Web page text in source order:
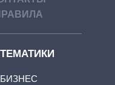
ТЕМАТИКИ
БИЗНЕС